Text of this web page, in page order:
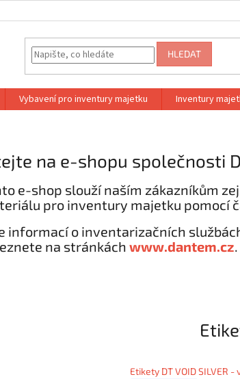
HLEDAT
Vybavení pro inventury majetku Inventury
na e-shopu společnosti
e-shop slouží naším zákazníkům
pro inventury majetku pomocí
informací o inventarizačních
na stránkách www.dantem.cz.
Etikety DT VOID SILVER